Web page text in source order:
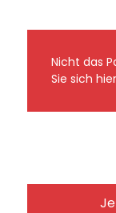
Nicht das
Sie sich